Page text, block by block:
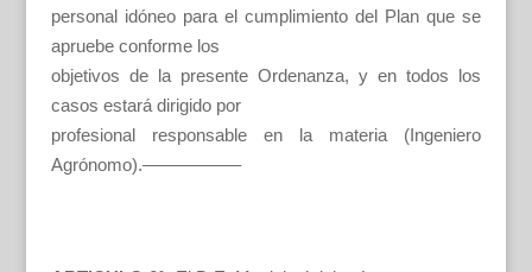
personal idóneo para el cumplimiento del Plan que se
apruebe conforme los
objetivos de la presente Ordenanza, y en todos los
casos estará dirigido por
profesional responsable en la materia (Ingeniero
Agrónomo).—————–